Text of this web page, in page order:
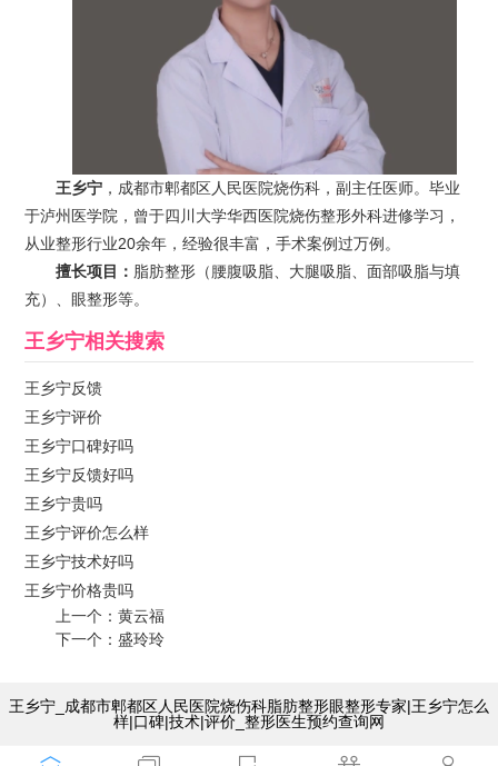
王乡宁 ，成都市郫都区人民医院烧伤科，副主任医师。毕业
于泸州医学院，曾于四川大学华西医院烧伤整形外科进修学习，
从业整形行业20余年，经验很丰富，手术案例过万例。
擅长项目： 脂肪整形（腰腹吸脂、大腿吸脂、面部吸脂与填
充）、眼整形等。
王乡宁相关搜索
王乡宁反馈
王乡宁评价
王乡宁口碑好吗
王乡宁反馈好吗
王乡宁贵吗
王乡宁评价怎么样
王乡宁技术好吗
王乡宁价格贵吗
上一个：黄云福
下一个：盛玲玲
王乡宁_成都市郫都区人民医院烧伤科脂肪整形眼整形专家|王乡宁怎么
样|口碑|技术|评价_整形医生预约查询网